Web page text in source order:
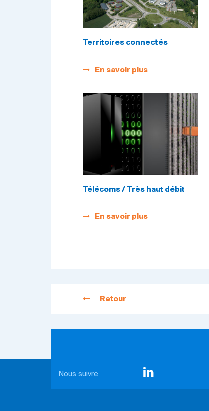
Territoires connectés
En savoir plus
Télécoms / Très haut débit
En savoir plus
Retour
Nous suivre